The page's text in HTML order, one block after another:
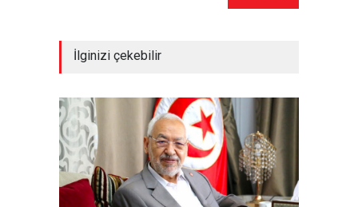
İlginizi çekebilir